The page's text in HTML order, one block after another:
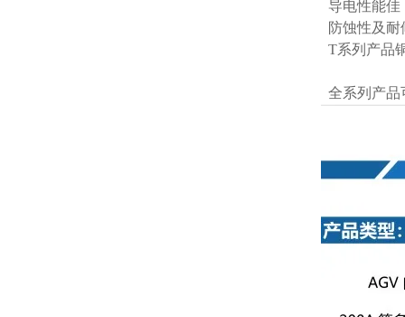
导电性能佳
防蚀性及耐
T系列产品
全系列产品